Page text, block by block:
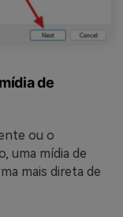
de
ou o
uma mídia de
mais direta de